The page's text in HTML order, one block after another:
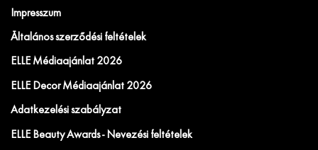
Impresszum
Általános szerződési feltételek
ELLE Médiaajánlat 2026
ELLE Decor Médiaajánlat 2026
Adatkezelési szabályzat
ELLE Beauty Awards - Nevezési feltételek